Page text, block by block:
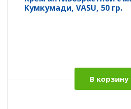
Кумкумади, VASU, 50 гр.
В корзину